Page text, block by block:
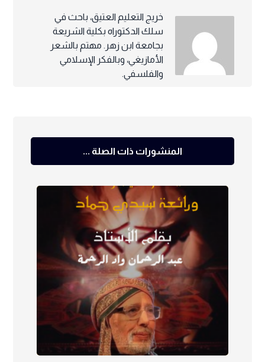
خريج التعليم العتيق، باحث في
سلك الدكتوراه بكلية الشريعة
بجامعة ابن زهر. مهتم بالشعر
الأمازيغي، وبالفكر الإسلامي
والفلسفي.
المنشورات ذات الصلة ...